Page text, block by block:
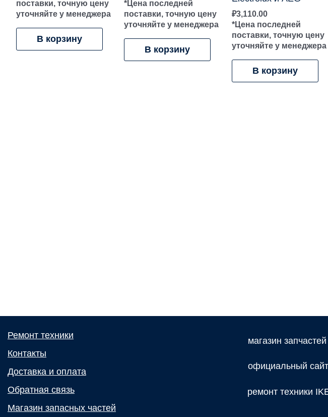
поставки, точную цену
уточняйте у менеджера
В корзину
*Цена последней
поставки, точную цену
уточняйте у менеджера
В корзину
₽3,110.00
*Цена последней
поставки, точную цену
уточняйте у менеджера
В корзину
Ремонт техники
Контакты
Доставка и оплата
Обратная связь
Магазин запасных частей
магазин запчастей
официальный сайт
ремонт техники